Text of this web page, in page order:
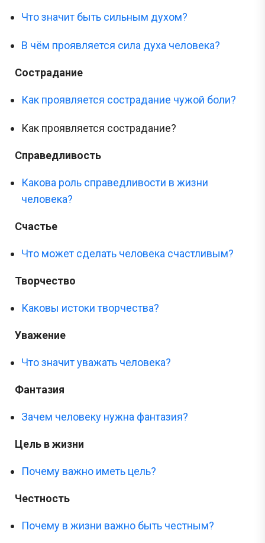
Что значит быть сильным духом?
В чём проявляется сила духа человека?
Сострадание
Как проявляется сострадание чужой боли?
Как проявляется сострадание?
Справедливость
Какова роль справедливости в жизни
человека?
Счастье
Что может сделать человека счастливым?
Творчество
Каковы истоки творчества?
Уважение
Что значит уважать человека?
Фантазия
Зачем человеку нужна фантазия?
Цель в жизни
Почему важно иметь цель?
Честность
Почему в жизни важно быть честным?
Сливы ЕГЭ в Telegram
*
задания с Дальнего востока!